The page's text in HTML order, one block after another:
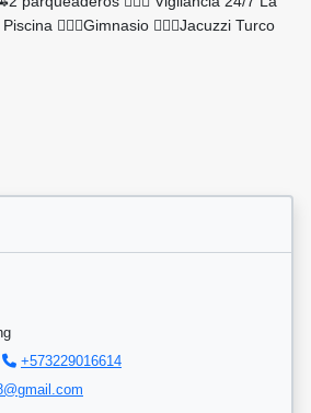
🏋🏽‍♂️Gimnasio 🧖🏽‍♂️Jacuzzi Turco
+573229016614